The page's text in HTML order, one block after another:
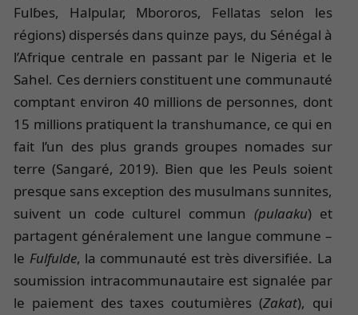
Fulɓes, Halpular, Mbororos, Fellatas selon les
régions) dispersés dans quinze pays, du Sénégal à
l’Afrique centrale en passant par le Nigeria et le
Sahel. Ces derniers constituent une communauté
comptant environ 40 millions de personnes, dont
15 millions pratiquent la transhumance, ce qui en
fait l’un des plus grands groupes nomades sur
terre (Sangaré, 2019). Bien que les Peuls soient
presque sans exception des musulmans sunnites,
suivent un code culturel commun (pulaaku) et
partagent généralement une langue commune –
le Fulfulde, la communauté est très diversifiée. La
soumission intracommunautaire est signalée par
le paiement des taxes coutumières (Zakat), qui